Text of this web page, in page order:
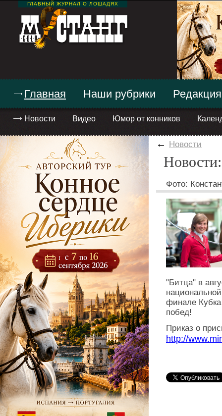
ГЛАВНЫЙ ЖУРНАЛ О ЛОШАДЯХ
Главная
Новости Видео Юмор от конников
Наши рубрики Редакция
← Новости
Фото:
"Битца" в
финале
побед!
Приказ о
http://